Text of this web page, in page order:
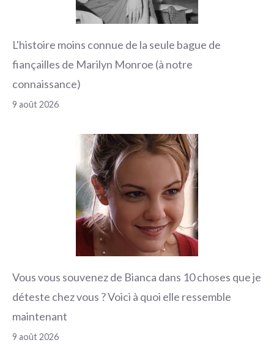
L'histoire moins connue de la seule bague de
fiançailles de Marilyn Monroe (à notre
connaissance)
9 août 2026
Vous vous souvenez de Bianca dans 10 choses que je
déteste chez vous ? Voici à quoi elle ressemble
maintenant
9 août 2026